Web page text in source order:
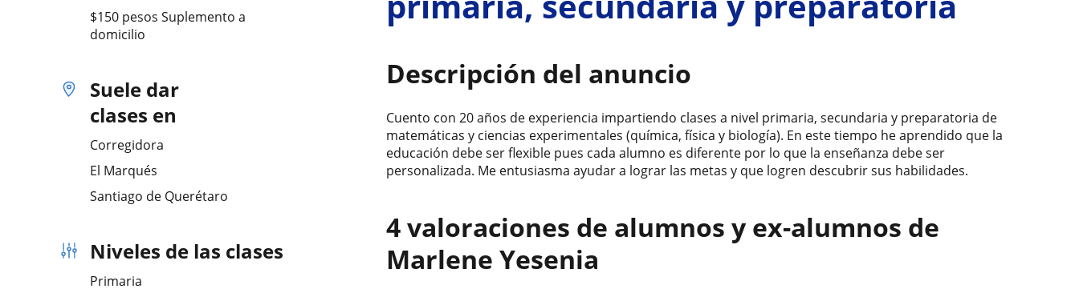
$150 pesos Suplemento a
domicilio
Suele dar
clases en
Corregidora
El Marqués
Santiago de Querétaro
Niveles de las clases
Primaria
Descripción del anuncio
Cuento con 20 años de experiencia impartiendo clases a nivel primaria, secundaria y preparatoria de
matemáticas y ciencias experimentales (química, física y biología). En este tiempo he aprendido que la
educación debe ser flexible pues cada alumno es diferente por lo que la enseñanza debe ser
personalizada. Me entusiasma ayudar a lograr las metas y que logren descubrir sus habilidades.
4 valoraciones de alumnos y ex-alumnos de
Marlene Yesenia